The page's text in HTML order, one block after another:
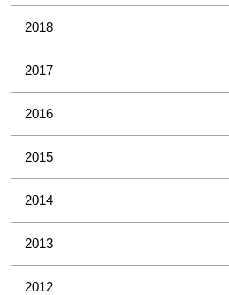
2018
2017
2016
2015
2014
2013
2012